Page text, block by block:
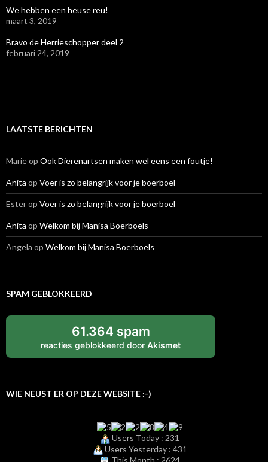
We hebben een heuse reu!
maart 3, 2019
Bravo de Herrieschopper deel 2
februari 24, 2019
LAATSTE BERICHTEN
Marieop Ook Dierenartsen maken wel eens een foutje!
Anita op Voer is zo belangrijk voor je boerboel
Esterop Voer is zo belangrijk voor je boerboel
Anita op Welkom bij Manisa Boerboels
Angela op Welkom bij Manisa Boerboels
SPAM GEBLOKKEERD
61.364 spam
reacties geblokkeerd door Akismet
WIE NEUST ER OP DEZE WEBSITE :-)
Users Today : 231
Users Yesterday : 431
This Month : 2624